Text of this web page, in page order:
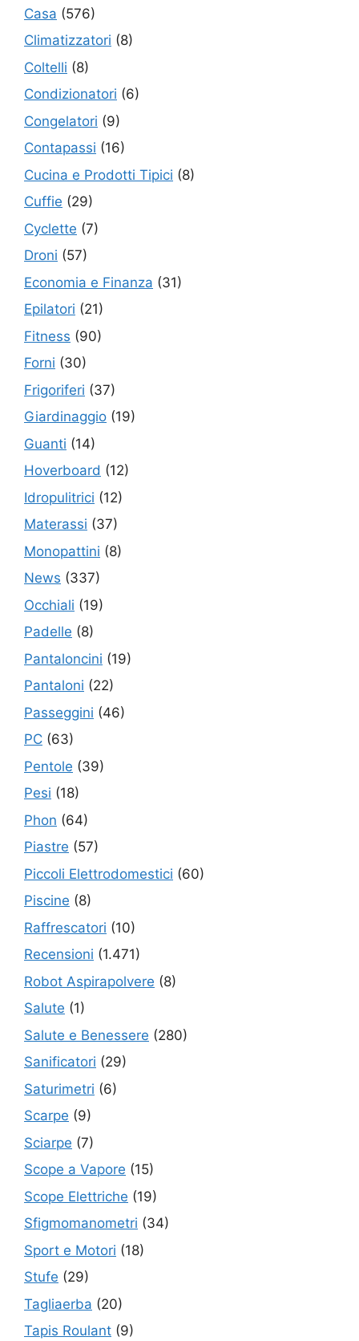
Casa (576)
Climatizzatori (8)
Coltelli (8)
Condizionatori (6)
Congelatori (9)
Contapassi (16)
Cucina e Prodotti Tipici (8)
Cuffie (29)
Cyclette (7)
Droni (57)
Economia e Finanza (31)
Epilatori (21)
Fitness (90)
Forni (30)
Frigoriferi (37)
Giardinaggio (19)
Guanti (14)
Hoverboard (12)
Idropulitrici (12)
Materassi (37)
Monopattini (8)
News (337)
Occhiali (19)
Padelle (8)
Pantaloncini (19)
Pantaloni (22)
Passeggini (46)
PC (63)
Pentole (39)
Pesi (18)
Phon (64)
Piastre (57)
Piccoli Elettrodomestici (60)
Piscine (8)
Raffrescatori (10)
Recensioni (1.471)
Robot Aspirapolvere (8)
Salute (1)
Salute e Benessere (280)
Sanificatori (29)
Saturimetri (6)
Scarpe (9)
Sciarpe (7)
Scope a Vapore (15)
Scope Elettriche (19)
Sfigmomanometri (34)
Sport e Motori (18)
Stufe (29)
Tagliaerba (20)
Tapis Roulant (9)